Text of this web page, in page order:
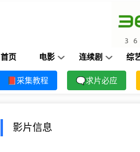
首页 电影 连续剧 综
📕采集教程 🗨求片必应
影片信息